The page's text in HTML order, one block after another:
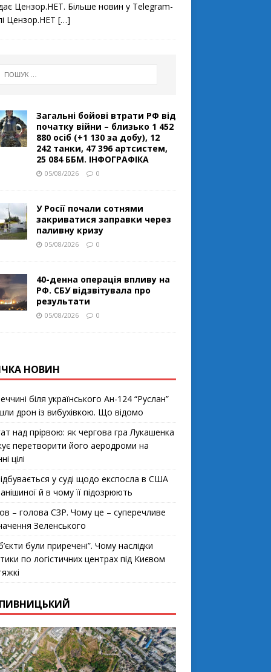
Цензор.НЕТ. Більше новин у Telegram-
Цензор.НЕТ […]
Загальні бойові втрати РФ від
початку війни – близько 1 452
880 осіб (+1 130 за добу), 12
242 танки, 47 396 артсистем,
25 084 ББМ. ІНФОГРАФІКА
05/08/2026 0
У Росії почали сотнями
закриватися заправки через
паливну кризу
05/08/2026 0
40-денна операція впливу на
РФ. СБУ відзвітувала про
результати
05/08/2026 0
НОВИН
біля українського Ан-124 “Руслан”
дрон із вибухівкою. Що відомо
над прірвою: як чергова гра Лукашенка
перетворити його аеродроми на
цілі
у суді щодо експосла в США
й в чому її підозрюють
– голова СЗР. Чому це – суперечливе
Зеленського
були приречені”. Чому наслідки
по логістичних центрах під Києвом